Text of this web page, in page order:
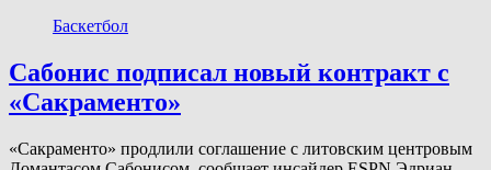
Баскетбол
Сабонис подписал новый контракт с
«Сакраменто»
«Сакраменто» продлили соглашение с литовским центровым